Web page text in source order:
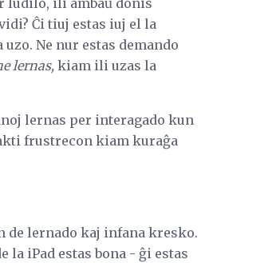
Ĉi tiuj estas iuj el la
Ne nur estas demando
lernas, kiam ili uzas la
lernas per interagado kun
frustrecon kiam kuraĝa
de lernado kaj infana kresko.
la iPad estas bona - ĝi estas